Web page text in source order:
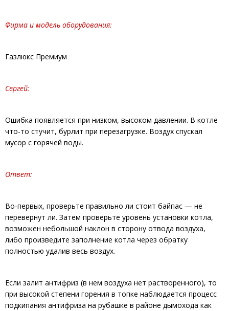
Фирма и модель оборудования:
Газлюкс Премиум
Сергей:
Ошибка появляется при низком, высоком давлении. В котле
что-то стучит, бурлит при перезагрузке. Воздух спускал
мусор с горячей воды.
Ответ:
Во-первых, проверьте правильно ли стоит байпас — не
перевернут ли. Затем проверьте уровень установки котла,
возможен небольшой наклон в сторону отвода воздуха,
либо произведите заполнение котла через обратку
полностью удалив весь воздух.
Если залит антифриз (в нем воздуха нет растворенного), то
при высокой степени горения в топке наблюдается процесс
подкипания антифриза на рубашке в районе дымохода как